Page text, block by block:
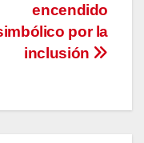
encendido
por la
inclusión